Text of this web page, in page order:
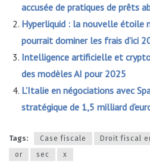
accusée de pratiques de prêts
Hyperliquid : la nouvelle étoile
pourrait dominer les frais d’ici
Intelligence artificielle et
des modèles AI pour 2025
L’Italie en négociations avec
stratégique de 1,5 milliard
Tags: Case fiscale Droit fiscal
or
sec x